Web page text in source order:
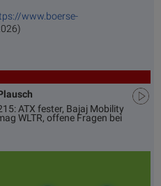
www.boerse-
ATX fester, Bajaj Mobility
WLTR, offene Fragen bei